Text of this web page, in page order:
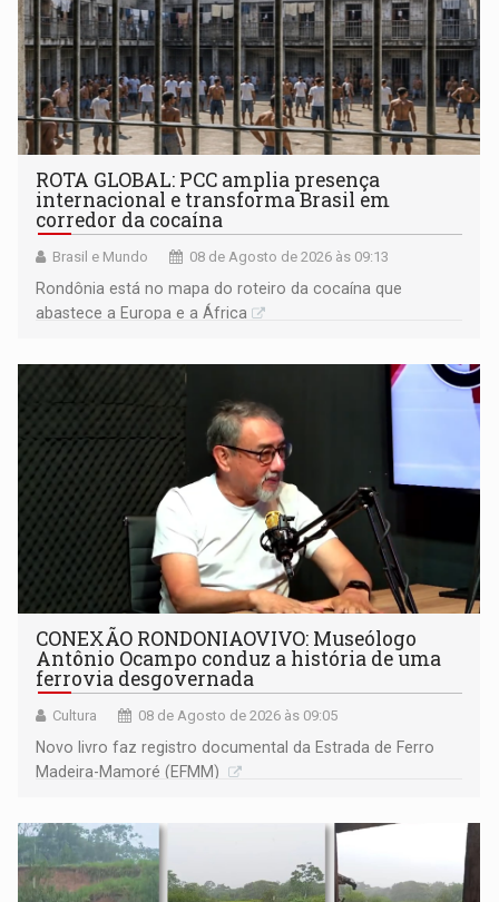
ROTA GLOBAL: PCC amplia presença
internacional e transforma Brasil em
corredor da cocaína
Brasil e Mundo 08 de Agosto de 2026 às 09:13
Rondônia está no mapa do roteiro da cocaína que
abastece a Europa e a África
CONEXÃO RONDONIAOVIVO: Museólogo
Antônio Ocampo conduz a história de uma
ferrovia desgovernada
Cultura 08 de Agosto de 2026 às 09:05
Novo livro faz registro documental da Estrada de Ferro
Madeira-Mamoré (EFMM)